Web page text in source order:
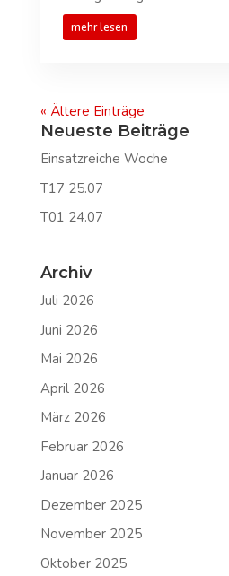
mehr lesen
« Ältere Einträge
Neueste Beiträge
Einsatzreiche Woche
T17 25.07
T01 24.07
Archiv
Juli 2026
Juni 2026
Mai 2026
April 2026
März 2026
Februar 2026
Januar 2026
Dezember 2025
November 2025
Oktober 2025